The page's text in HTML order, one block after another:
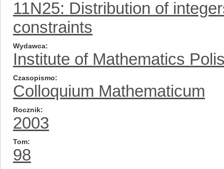
11N25: Distribution of
constraints
Wydawca
Institute of Mathematics
Czasopismo
Colloquium Mathematicum
Rocznik
2003
Tom
98